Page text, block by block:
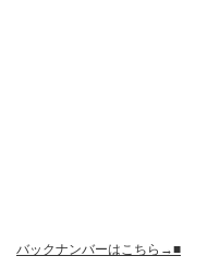
バックナンバーはこちら→■